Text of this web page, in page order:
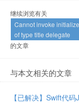
继续浏览有关
Cannot invoke
of type title delegate
的文章
与本文相关的文章